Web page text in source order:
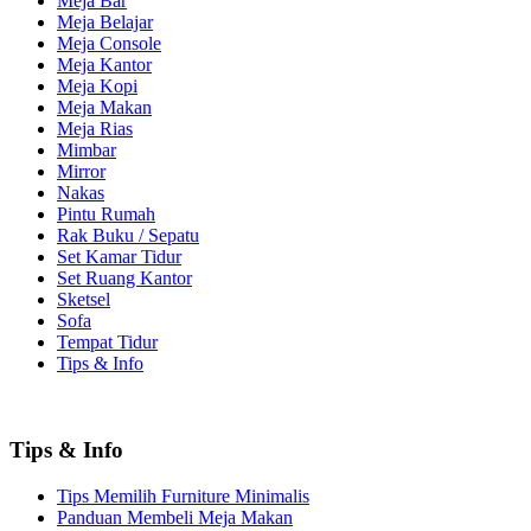
Meja Belajar
Meja Console
Meja Kantor
Meja Kopi
Meja Makan
Meja Rias
Mimbar
Mirror
Nakas
Pintu Rumah
Rak Buku / Sepatu
Set Kamar Tidur
Set Ruang Kantor
Sketsel
Sofa
Tempat Tidur
Tips & Info
Tips & Info
Tips Memilih Furniture Minimalis
Panduan Membeli Meja Makan